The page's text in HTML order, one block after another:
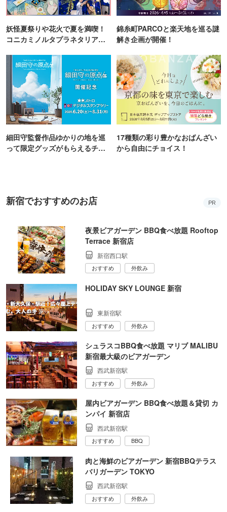
妖怪夏祭りや花火で夏を満喫！
コニカミノルタプラネタリア
錦糸町PARCOと楽天地を巡る謎
解き企画が開催！
細田守監督作品ゆかりの地を巡
って限定グッズがもらえるチャ
17種類の彩り豊かなおばんざい
から自由にチョイス！
新宿でおすすめのお店 PR
夜景ビアガーデン BBQ食べ放題 Rooftop
Terrace 新宿店
新宿西口駅
おすすめ 外飲み
HOLIDAY SKY LOUNGE 新宿
東新宿駅
おすすめ 外飲み
シュラスコBBQ食べ放題 マリブ MALIBU
新宿最大級のビアガーデン
西武新宿駅
おすすめ 外飲み
屋内ビアガーデン BBQ食べ放題＆貸切 カ
ンパイ 新宿店
西武新宿駅
おすすめ BBQ
肉と海鮮のビアガーデン 新宿BBQテラス
バリガーデン TOKYO
西武新宿駅
おすすめ 外飲み